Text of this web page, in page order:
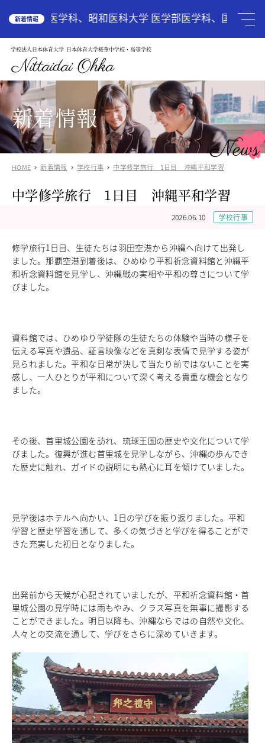
新着情報
医学部医学科、昭和医科大学 医学部医学科、国際医療
学校法人日本体育大学 日本体育大学桜華中学校・高等学校
Nittaidai Ohka
HOME
学校案内
教育理念
ご挨拶
グランドデザイン
施設紹介
学校紹介動画
アクセス
受験生の方へ Admission
中学入試関連
高校入試関係
中学校 Junior High School
中学校教育
独自の教育
進路サポート
中学入試関連
制服紹介
高等学校
総合進学コース
総合スポーツコース
高等学校教育
グローバル教育
キャリア教育
進路指導
その他の教育
スクールライフ School Life
学校説明会・オープンスクール
年間行事
部活動
練習風景
部活動指導者紹介
制服紹介
デジタルリーフレット／パンフレット
新着情報
News
HOME 新着情報 学校行事 中学修学旅行 1日目 沖縄平和学習
中学修学旅行 1日目 沖縄平和学習
2026.06.10 学校行事
修学旅行1 日目、生徒たちは羽田空港から沖縄へ向けて出発し
ました。那覇空港到着後は、ひめゆり平和祈念資料館と沖縄平
和祈念資料館を見学し、沖縄戦の実相や平和の尊さについて学
びました。
資料館では、ひめゆり学徒隊の生徒たちの体験や当時の様子を
伝える写真や遺品、証言映像などを真剣な表情で見学する姿が
見られました。平和な日常が決して当たり前ではないことを実
感し、一人ひとりが平和について深く考える貴重な機会となり
ました。
その後、首里城公園を訪れ、琉球王国の歴史や文化について学
びました。復興が進む首里城を見学しながら、沖縄の歩んでき
た歴史に触れ、ガイドの説明にも熱心に耳を傾けていました。
見学後はホテルへ向かい、 1 日の学びを振り返りました。平和
学習と歴史学習を通して、多くの気づきと学びを得ることがで
きた充実した初日となりました。
出発前から天候が心配されていましたが、平和祈念資料館・首
里城公園の見学時には雨もやみ、クラス写真を無事に撮影する
ことができました。明日以降も、沖縄ならではの自然や文化、
人々との交流を通して、学びをさらに深めていきます。